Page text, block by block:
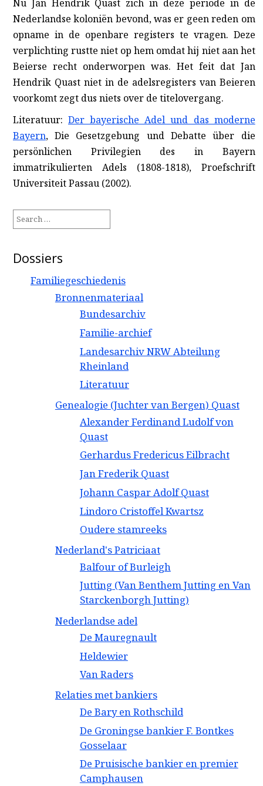
Nu Jan Hendrik Quast zich in deze periode in de
Nederlandse koloniën bevond, was er geen reden om
opname in de openbare registers te vragen. Deze
verplichting rustte niet op hem omdat hij niet aan het
Beierse recht onderworpen was. Het feit dat Jan
Hendrik Quast niet in de adelsregisters van Beieren
voorkomt zegt dus niets over de titelovergang.
Literatuur: Der bayerische Adel und das moderne
Bayern, Die Gesetzgebung und Debatte über die
persönlichen Privilegien des in Bayern
immatrikulierten Adels (1808-1818), Proefschrift
Universiteit Passau (2002).
for:
Dossiers
Familiegeschiedenis
Bronnenmateriaal
Bundesarchiv
Familie-archief
Landesarchiv NRW Abteilung
Rheinland
Literatuur
Genealogie (Juchter van Bergen) Quast
Alexander Ferdinand Ludolf von
Quast
Gerhardus Fredericus Eilbracht
Jan Frederik Quast
Johann Caspar Adolf Quast
Lindoro Cristoffel Kwartsz
Oudere stamreeks
Nederland's Patriciaat
Balfour of Burleigh
Jutting (Van Benthem Jutting en Van
Starckenborgh Jutting)
Nederlandse adel
De Mauregnault
Heldewier
Van Raders
Relaties met bankiers
De Bary en Rothschild
De Groningse bankier F. Bontkes
Gosselaar
De Pruisische bankier en premier
Camphausen